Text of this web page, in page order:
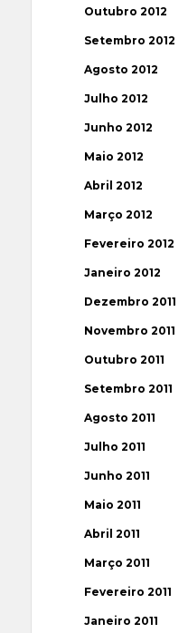
Outubro 2012
Setembro 2012
Agosto 2012
Julho 2012
Junho 2012
Maio 2012
Abril 2012
Março 2012
Fevereiro 2012
Janeiro 2012
Dezembro 2011
Novembro 2011
Outubro 2011
Setembro 2011
Agosto 2011
Julho 2011
Junho 2011
Maio 2011
Abril 2011
Março 2011
Fevereiro 2011
Janeiro 2011